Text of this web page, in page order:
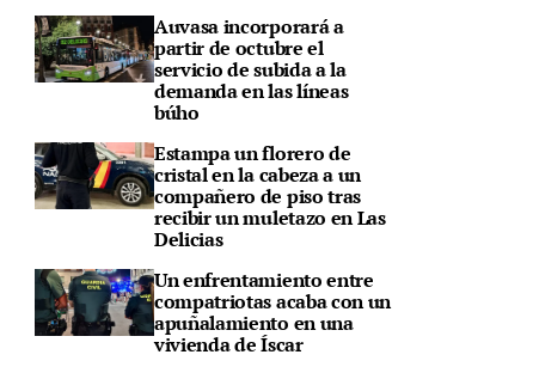
Auvasa incorporará a
partir de octubre el
servicio de subida a la
demanda en las líneas
búho
Estampa un florero de
cristal en la cabeza a un
compañero de piso tras
recibir un muletazo en Las
Delicias
Un enfrentamiento entre
compatriotas acaba con un
apuñalamiento en una
vivienda de Íscar